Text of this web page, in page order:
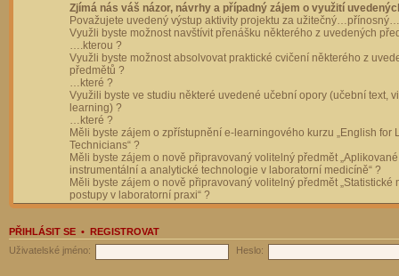
Zjímá nás váš názor, návrhy a případný zájem o využití
Považujete uvedený výstup aktivity projektu za
Využli byste možnost navštívit přenášku některého z uvedených
….kterou ?
Využli byste možnost absolvovat praktické cvičení některého z
předmětů ?
…které ?
Využili byste ve studiu některé uvedené učební opory (učební text,
learning) ?
…které ?
Měli byste zájem o zpřístupnění e-learningového kurzu „English for
Technicians“ ?
Měli byste zájem o nově připravovaný volitelný předmět „Aplikované
instrumentální a analytické technologie v laboratorní medicíně“ ?
Měli byste zájem o nově připravovaný volitelný předmět „Statistické
postupy v laboratorní praxi“ ?
PŘIHLÁSIT SE • REGISTROVAT
Uživatelské jméno:
Heslo: